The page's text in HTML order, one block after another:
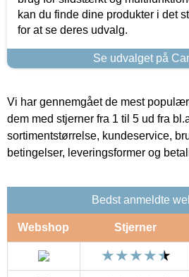
kan du finde dine produkter i det
for at se deres udvalg.
Se udvalget på
Vi har gennemgået de mest
dem med stjerner fra 1 til 5 ud fra
sortimentstørrelse, kundeservice,
betingelser, leveringsformer og
Bedst anmeldte
Webshop Stjerner